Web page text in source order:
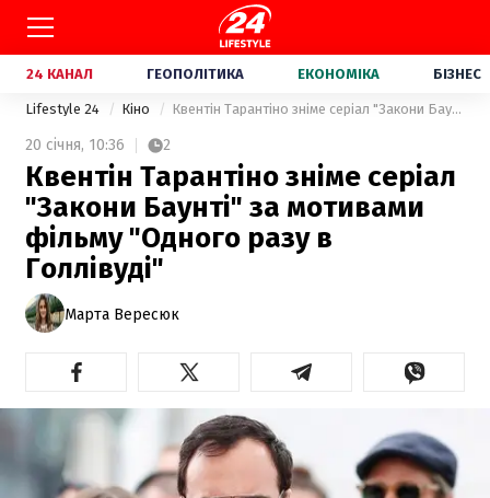
24 КАНАЛ ГЕОПОЛІТИКА ЕКОНОМІКА БІЗНЕС
Lifestyle 24 Кіно Квентін Тарантіно зніме серіал "Закони Баунті" за мотивами фільму "Одного разу в Голлівуді"
20 січня, 10:36 2
Квентін Тарантіно зніме серіал
"Закони Баунті" за мотивами
фільму "Одного разу в
Голлівуді"
Марта Вересюк